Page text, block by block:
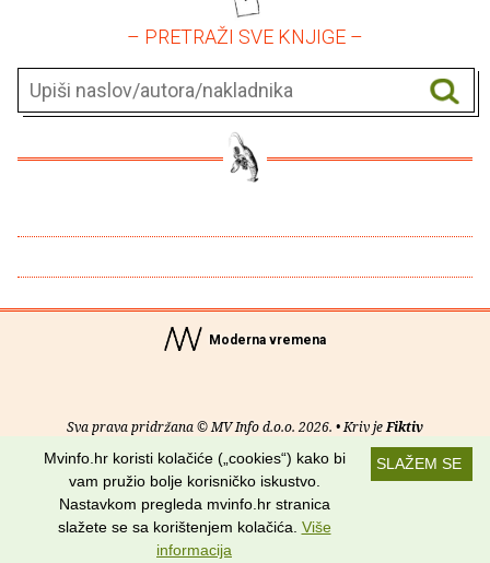
– PRETRAŽI SVE KNJIGE –
Moderna vremena
Sva prava pridržana © MV Info d.o.o. 2026. • Kriv jeFiktiv
O nama• Pomoć• Uvjeti korištenja•RSS kanali
Potraži nas na:
SLAŽEM SE
Mvinfo.hr koristi kolačiće („cookies“) kako bi
vam pružio bolje korisničko iskustvo.
Nastavkom pregleda mvinfo.hr stranica
slažete se sa korištenjem kolačića. Više
informacija